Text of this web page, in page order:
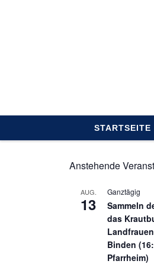
STARTSEITE
Anstehende
AUG.
13
Ganztägig
Sammeln
das
Binden
Pfarrheim)